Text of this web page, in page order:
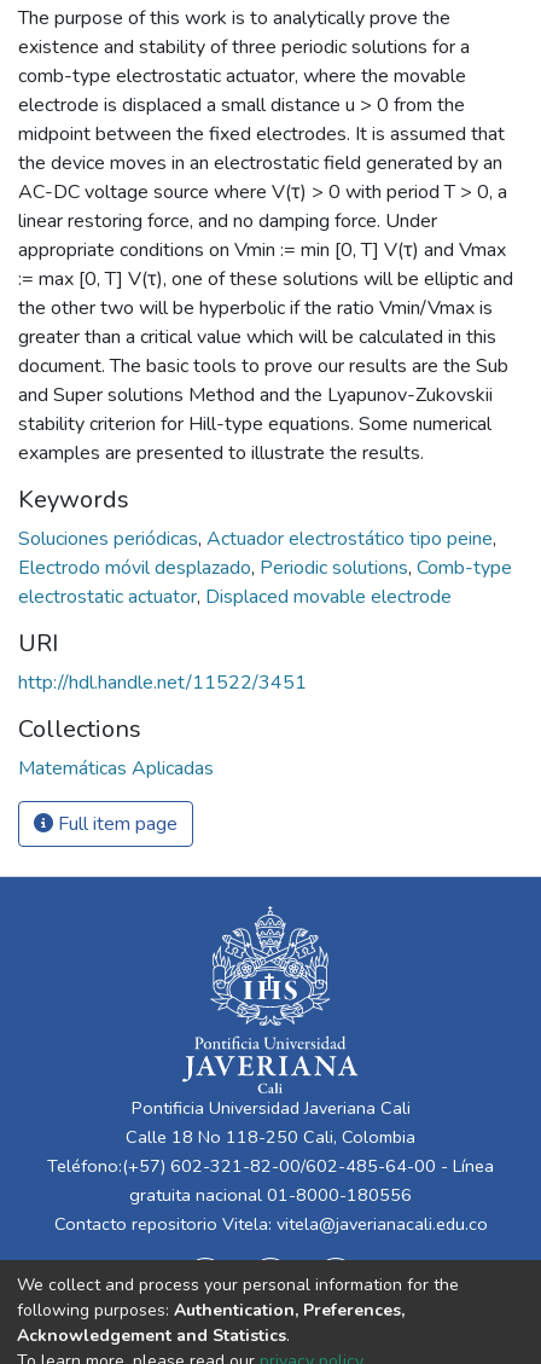
The purpose of this work is to analytically prove the
existence and stability of three periodic solutions for a
comb-type electrostatic actuator, where the movable
electrode is displaced a small distance u > 0 from the
midpoint between the fixed electrodes. It is assumed that
the device moves in an electrostatic field generated by an
AC-DC voltage source where V(τ) > 0 with period T > 0, a
linear restoring force, and no damping force. Under
appropriate conditions on Vmin := min [0, T] V(τ) and Vmax
:= max [0, T] V(τ), one of these solutions will be elliptic and
the other two will be hyperbolic if the ratio Vmin/Vmax is
greater than a critical value which will be calculated in this
document. The basic tools to prove our results are the Sub
and Super solutions Method and the Lyapunov-Zukovskii
stability criterion for Hill-type equations. Some numerical
examples are presented to illustrate the results.
Keywords
Soluciones periódicas, Actuador electrostático tipo peine,
Electrodo móvil desplazado, Periodic solutions, Comb-type
electrostatic actuator, Displaced movable electrode
URI
http://hdl.handle.net/11522/3451
Collections
Matemáticas Aplicadas
Full item page
Pontificia Universidad Javeriana Cali
Calle 18 No 118-250 Cali, Colombia
Teléfono:(+57) 602-321-82-00/602-485-64-00 - Línea
gratuita nacional 01-8000-180556
Contacto repositorio Vitela: vitela@javerianacali.edu.co
We collect and process your personal information for the
following purposes: Authentication, Preferences,
Acknowledgement and Statistics.